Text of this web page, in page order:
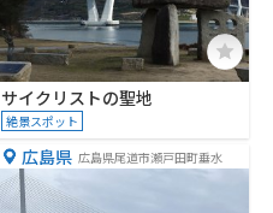
サイクリストの聖地
絶景スポット
広島県 広島県尾道市瀬戸田町垂水